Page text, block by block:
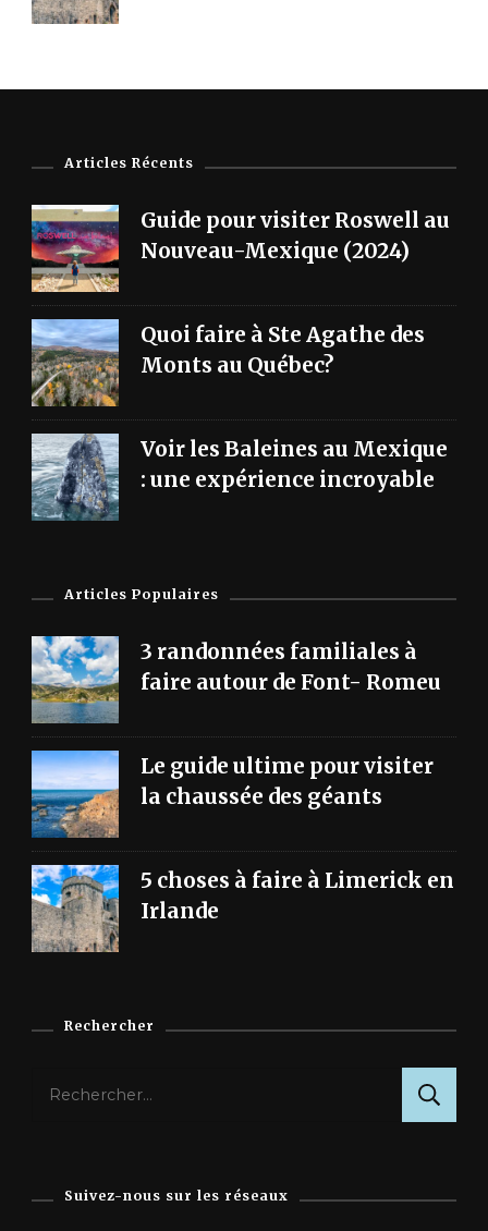
Articles Récents
Guide pour visiter Roswell au
Nouveau-Mexique (2024)
Quoi faire à Ste Agathe des
Monts au Québec?
Voir les Baleines au Mexique
: une expérience incroyable
Articles Populaires
3 randonnées familiales à
faire autour de Font- Romeu
Le guide ultime pour visiter
la chaussée des géants
5 choses à faire à Limerick en
Irlande
Rechercher
Suivez-nous sur les réseaux